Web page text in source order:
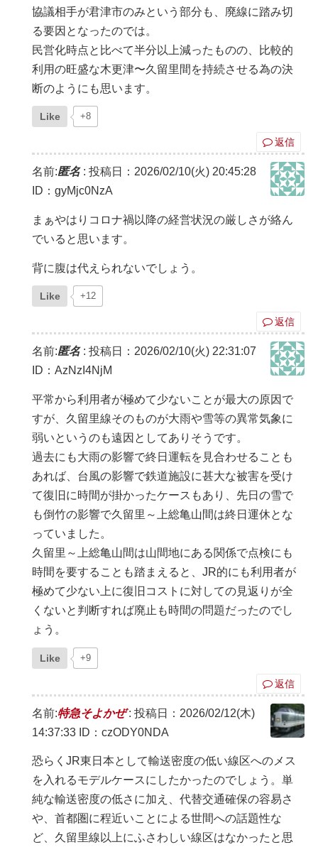
協議相手が君津市のみという部分も、廃線に踏み切
る要因となったのでは。
民営化時点と比べて半分以上減ったものの、比較的
利用の旺盛な木更津〜久留里間を持続させる為の決
断のようにも思います。
Like +8
返信
名前:匿名: 投稿日：2026/02/10(火) 20:45:28
ID：gyMjc0NzA
まぁやはりコロナ禍以降の経営状況の厳しさが絡ん
でいると思います。
背に腹は代えられないでしょう。
Like +12
返信
名前:匿名: 投稿日：2026/02/10(火) 22:31:07
ID：AzNzI4NjM
平常から利用者が極めて少ないことが最大の原因で
すが、久留里線そのものが大雨や雪等の異常気象に
弱いというのも遠因としてありそうです。
過去にも大雨の影響で終日運転を見合わせることも
あれば、台風の影響で鉄道施設に甚大な被害を受け
て復旧に時間が掛かったケースもあり、先日の雪で
も倒竹の影響で久留里～上総亀山間は終日運休とな
っていました。
久留里～上総亀山間は山間地にある関係で点検にも
時間を要することも踏まえると、JR的にも利用者が
極めて少ない上に復旧コストに対しての見返りが全
くないと判断すれば廃止も時間の問題だったのでし
ょう。
Like +9
返信
名前:特急そよかぜ: 投稿日：2026/02/12(木)
14:37:33 ID：czODY0NDA
恐らくJR東日本として輸送密度の低い線区へのメス
を入れるモデルケースにしたかったのでしょう。単
純な輸送密度の低さに加え、代替交通確保の容易さ
や、首都圏に程近いことによる世間への話題性な
ど、久留里線以上にふさわしい線区はなかったと思